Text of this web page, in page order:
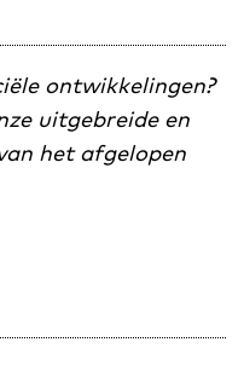
ontwikkelingen?
uitgebreide en
het afgelopen